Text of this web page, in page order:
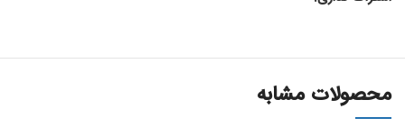
محصولات مشابه